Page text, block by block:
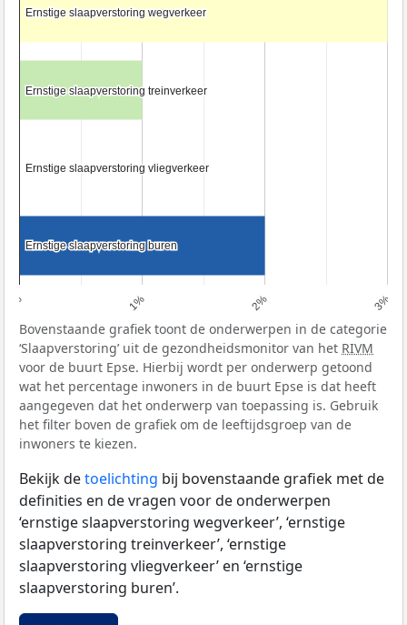
0% 1% 2% 3%
Ernstige slaapverstoring wegverkeer
Ernstige slaapverstoring wegverkeer
Ernstige slaapverstoring treinverkeer
Ernstige slaapverstoring treinverkeer
Ernstige slaapverstoring vliegverkeer
Ernstige slaapverstoring vliegverkeer
Ernstige slaapverstoring buren
Ernstige slaapverstoring buren
Bovenstaande grafiek toont de onderwerpen in de categorie
‘Slaapverstoring’ uit de gezondheidsmonitor van het RIVM
voor de buurt Epse. Hierbij wordt per onderwerp getoond
wat het percentage inwoners in de buurt Epse is dat heeft
aangegeven dat het onderwerp van toepassing is. Gebruik
het filter boven de grafiek om de leeftijdsgroep van de
inwoners te kiezen.
Bekijk detoelichting bij bovenstaande grafiek met de
definities en de vragen voor de onderwerpen
‘ernstige slaapverstoring wegverkeer’, ‘ernstige
slaapverstoring treinverkeer’, ‘ernstige
slaapverstoring vliegverkeer’ en ‘ernstige
slaapverstoring buren’.